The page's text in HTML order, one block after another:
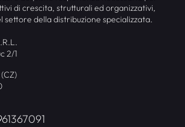
di crescita, strutturali ed organizzativi,
settore della distribuzione specializzata.
2/1